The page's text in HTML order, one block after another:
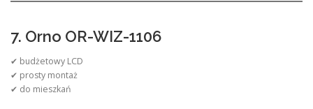
7. Orno OR-WIZ-1106
✔ budżetowy LCD
✔ prosty montaż
✔ do mieszkań